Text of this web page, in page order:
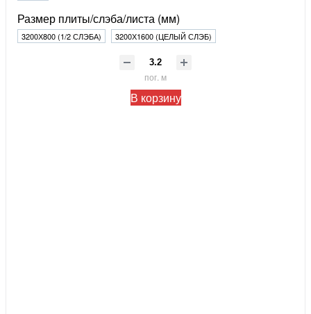
Размер плиты/слэба/листа (мм)
3200Х800 (1/2 СЛЭБА) 3200Х1600 (ЦЕЛЫЙ СЛЭБ)
пог. м
В корзину